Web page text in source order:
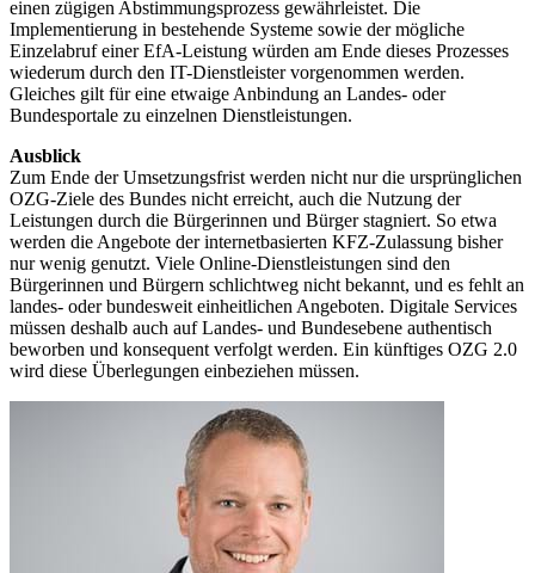
einen zügigen Abstimmungsprozess gewährleistet. Die
Implementierung in bestehende Systeme sowie der mögliche
Einzelabruf einer EfA-Leistung würden am Ende dieses Prozesses
wiederum durch den IT-Dienstleister vorgenommen werden.
Gleiches gilt für eine etwaige Anbindung an Landes- oder
Bundesportale zu einzelnen Dienstleistungen.
Ausblick
Zum Ende der Umsetzungsfrist werden nicht nur die ursprünglichen
OZG-Ziele des Bundes nicht erreicht, auch die Nutzung der
Leistungen durch die Bürgerinnen und Bürger stagniert. So etwa
werden die Angebote der internetbasierten KFZ-Zulassung bisher
nur wenig genutzt. Viele Online-Dienstleistungen sind den
Bürgerinnen und Bürgern schlichtweg nicht bekannt, und es fehlt an
landes- oder bundesweit einheitlichen Angeboten. Digitale Services
müssen deshalb auch auf Landes- und Bundesebene authentisch
beworben und konsequent verfolgt werden. Ein künftiges OZG 2.0
wird diese Überlegungen einbeziehen müssen.